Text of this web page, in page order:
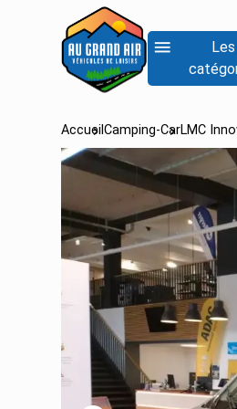
Les
AccueilCamping-CarLMC